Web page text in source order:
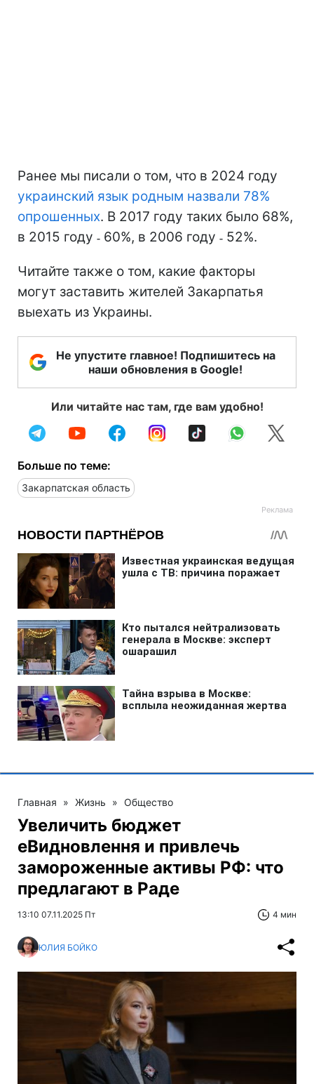
Ранее мы писали о том, что в 2024 году
украинский язык родным назвали 78%
опрошенных. В 2017 году таких было 68%,
в 2015 году ˗ 60%, в 2006 году ˗ 52%.
Читайте также о том, какие факторы
могут заставить жителей Закарпатья
выехать из Украины.
Не упустите главное! Подпишитесь на
наши обновления в Google!
Или читайте нас там, где вам удобно!
Больше по теме:
Закарпатская область
Главная » Жизнь » Общество
Увеличить бюджет
еВидновлення и привлечь
замороженные активы РФ: что
предлагают в Раде
13:10 07.11.2025 Пт 4 мин
ЮЛИЯ БОЙКО